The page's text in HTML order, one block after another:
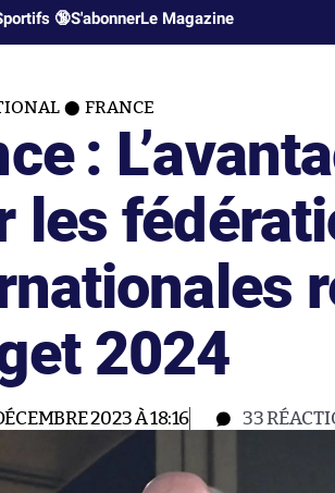
🔞S'abonnerLe Magazine
FRANCE
:
les
2024
2023 À 18:16 33